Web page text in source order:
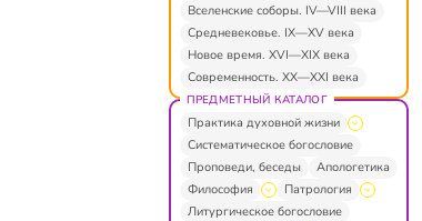
Вселенские соборы. IV—VIII века
Средневековье. IX—XV века
Новое время. XVI—XIX века
Современность. XX—XXI века
ПРЕДМЕТНЫЙ КАТАЛОГ
Практика духовной жизни
Систематическое богословие
Проповеди, беседы
Апологетика
Философия
Патрология
Литургическое богословие